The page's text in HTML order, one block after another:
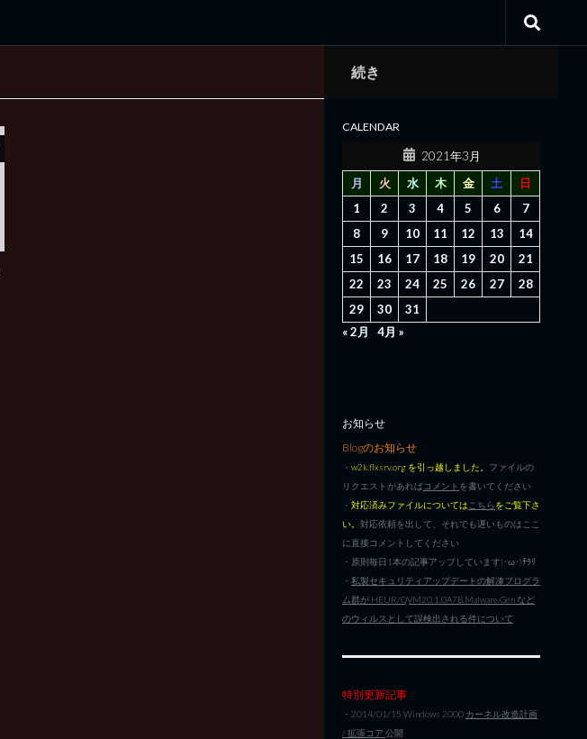
続き
CALENDAR
2021年3月
月
火 水 木 金 土
日
1
2 3 4 5 6
7
8
9 10 11 12 13
14
15
16 17 18 19 20
21
22
23 24 25 26 27
28
29
30
31
« 2月
4月 »
お知らせ
Blogのお知らせ
・ w2k.flxsrv.org を引っ越しました。 ファイルの
リクエストがあればコメント を書いてください
・ 対応済みファイルについては こちらをご覧下さ
い。 対応依頼を出して、それでも遅いものはここ
に直接コメントしてください
・原則毎日1本の記事アップしています|･ω･)ﾁﾗﾘ
・ 私製セキュリティアップデートの解凍プログラ
ム群が HEUR/QVM20.1.0A7B.Malware.Gen など
のウィルスとして誤検出される件について
特別更新記事
・2014/01/15 Windows 2000 カーネル改造計画
/ 拡張コア 公開